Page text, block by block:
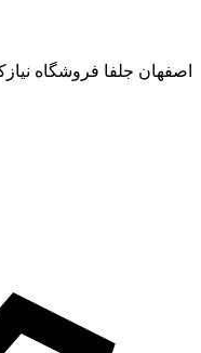
اصفهان جلفا فروشگاه